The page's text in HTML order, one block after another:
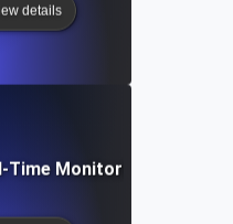
details
Monitoring and